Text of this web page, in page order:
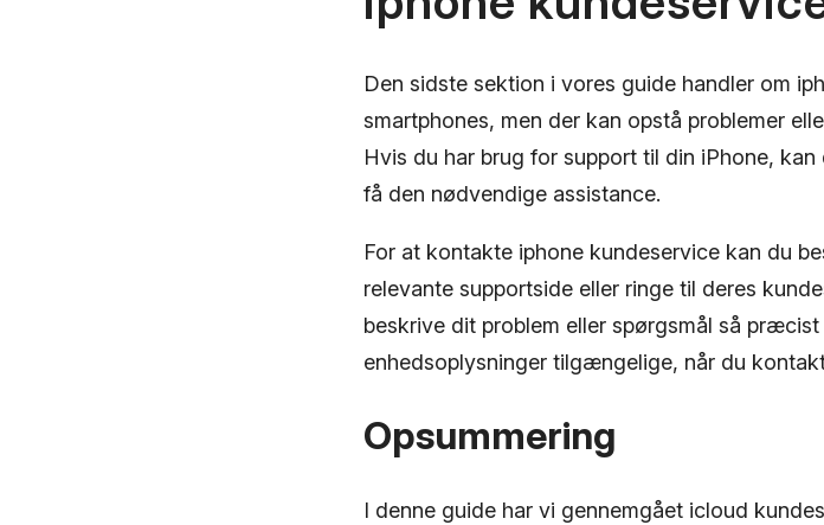
Den sidste sektion i vores guide handler om
smartphones, men der kan opstå problemer
Hvis du har brug for support til din iPhone,
få den nødvendige assistance.
For at kontakte iphone kundeservice kan du
relevante supportside eller ringe til deres
beskrive dit problem eller spørgsmål så
enhedsoplysninger tilgængelige, når du
Opsummering
I denne guide har vi gennemgået icloud